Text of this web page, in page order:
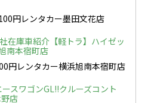
円レンタカー墨田文花店
在庫車紹介【軽トラ】ハイゼッ
南本宿町店
円レンタカー横浜旭南本宿町店
スワゴンGL!!クルーズコント
店